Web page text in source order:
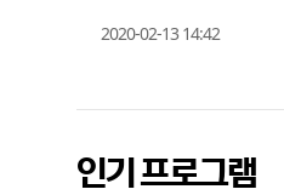
2020-02-13 14:42
인기 프로그램